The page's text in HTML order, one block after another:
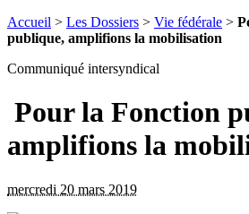
Accueil > Les Dossiers > Vie fédérale >
publique, amplifions la mobilisation
Communiqué intersyndical
Pour la Fonction
amplifions la
mercredi 20 mars 2019